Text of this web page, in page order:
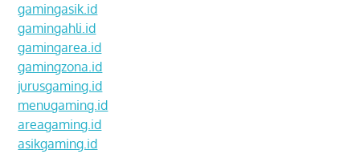
gamingasik.id
gamingahli.id
gamingarea.id
gamingzona.id
jurusgaming.id
menugaming.id
areagaming.id
asikgaming.id